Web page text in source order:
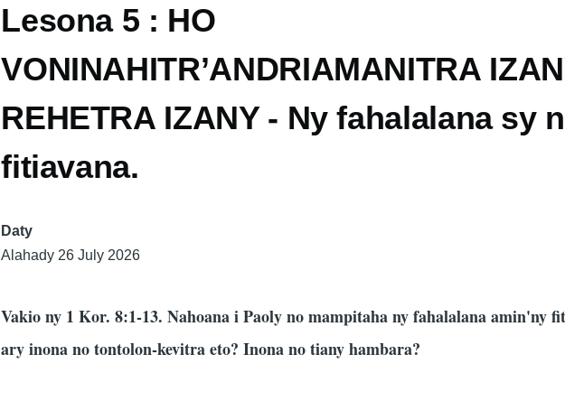
Lesona 5 : HO
VONINAHITR’ANDRIAMANITRA
REHETRA IZANY - Ny fahalalana sy
fitiavana.
Daty
Alahady 26 July 2026
Vakio ny 1 Kor. 8:1-13. Nahoana i Paoly no mampitaha ny fahalalana amin'ny
ary inona no tontolon-kevitra eto? Inona no tiany hambara?